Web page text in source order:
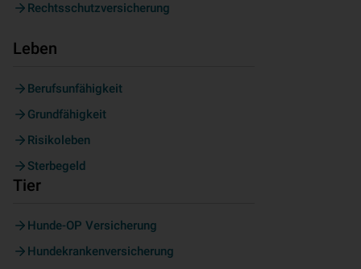
Rechtsschutzversicherung
Leben
Berufsunfähigkeit
Grundfähigkeit
Risikoleben
Sterbegeld
Tier
Hunde-OP Versicherung
Hundekrankenversicherung